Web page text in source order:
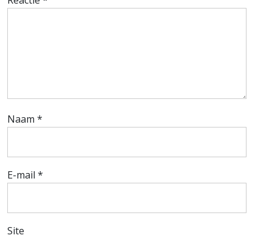
Naam *
E-mail *
Site